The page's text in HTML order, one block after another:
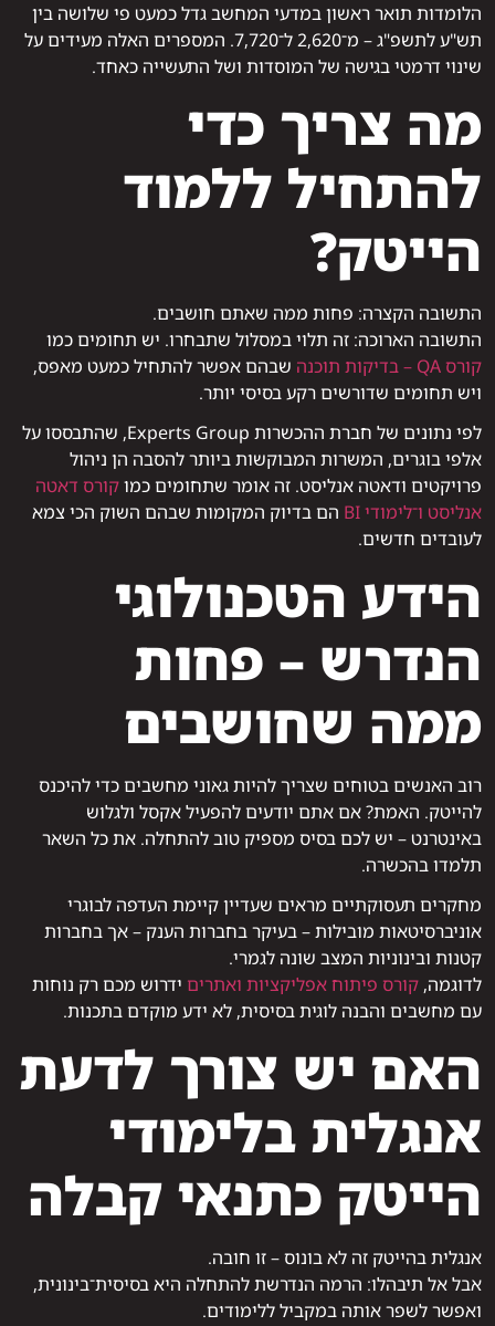
הלומדות תואר ראשון במדעי המחשב גדל כמעט פי שלושה בין
תש"ע לתשפ"ג – מ־2,620 ל־7,720. המספרים האלה מעידים על
שינוי דרמטי בגישה של המוסדות ושל התעשייה כאחד.
מה צריך כדי
להתחיל ללמוד
הייטק?
התשובה הקצרה: פחות ממה שאתם חושבים.
התשובה הארוכה: זה תלוי במסלול שתבחרו. יש תחומים כמו
קורס QA – בדיקות תוכנה
שבהם אפשר להתחיל כמעט מאפס,
ויש תחומים שדורשים רקע בסיסי יותר.
לפי נתונים של חברת ההכשרות Experts Group, שהתבססו על
אלפי בוגרים, המשרות המבוקשות ביותר להסבה הן ניהול
פרויקטים ודאטה אנליסט. זה אומר שתחומים כמוקורס דאטה
אנליסט ו־לימודי BI
הם בדיוק המקומות שבהם השוק הכי צמא
לעובדים חדשים.
הידע הטכנולוגי
הנדרש – פחות
ממה שחושבים
רוב האנשים בטוחים שצריך להיות גאוני מחשבים כדי להיכנס
להייטק. האמת? אם אתם יודעים להפעיל אקסל ולגלוש
באינטרנט – יש לכם בסיס מספיק טוב להתחלה. את כל השאר
תלמדו בהכשרה.
מחקרים תעסוקתיים מראים שעדיין קיימת העדפה לבוגרי
אוניברסיטאות מובילות – בעיקר בחברות הענק – אך בחברות
קטנות ובינוניות המצב שונה לגמרי.
לדוגמה, קורס פיתוח אפליקציות ואתרים ידרוש מכם רק נוחות
עם מחשבים והבנה לוגית בסיסית, לא ידע מוקדם בתכנות.
האם יש צורך לדעת
אנגלית בלימודי
הייטק כתנאי קבלה
אנגלית בהייטק זה לא בונוס – זו חובה.
אבל אל תיבהלו: הרמה הנדרשת להתחלה היא בסיסית־בינונית,
ואפשר לשפר אותה במקביל ללימודים.